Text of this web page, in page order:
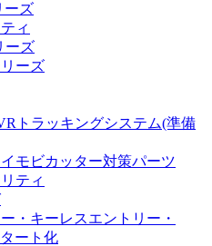
ーズ
ィ
ーズ
ーズ
トラッキングシステム(準備
モビカッター対策パーツ
ティ
・キーレスエントリー・
ート化